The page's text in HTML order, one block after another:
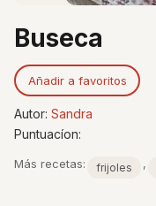
Buseca
Añadir a favoritos
Autor: Sandra
Puntuacíon:
Más recetas: frijoles ,